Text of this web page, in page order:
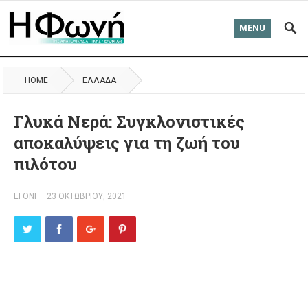
MENU
HOME ΈΛΛΑΔΑ
Γλυκά Νερά: Συγκλονιστικές
αποκαλύψεις για τη ζωή του
πιλότου
EFONI — 23 ΟΚΤΩΒΡΊΟΥ, 2021